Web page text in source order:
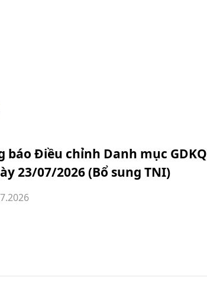
báo Điều chỉnh Danh mục GDKQ
23/07/2026 (Bổ sung TNI)